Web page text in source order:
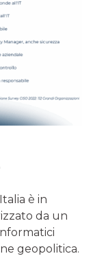
è in
da un
geopolitica.